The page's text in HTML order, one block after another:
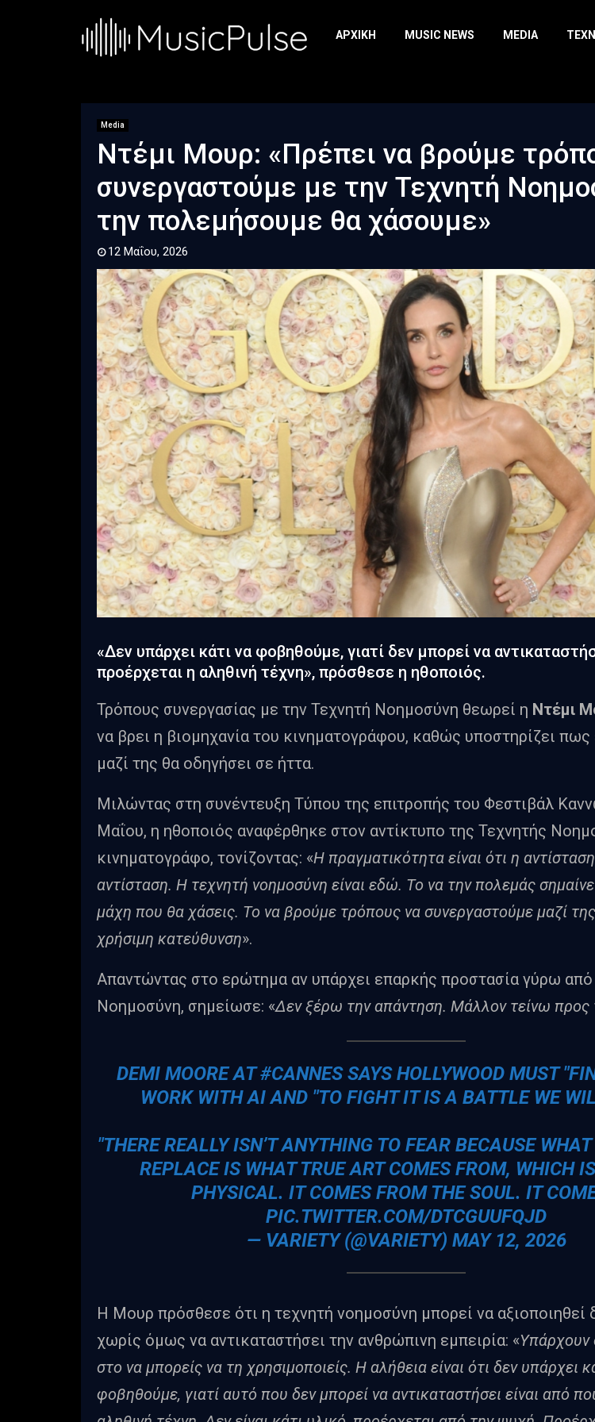
ΑΡΧΙΚΉ MUSIC NEWS MEDIA
Media
Ντέμι Μουρ: «Πρέπει να βρούμε
συνεργαστούμε με την Τεχνητή
την πολεμήσουμε θα χάσουμε»
12 Μαΐου, 2026
«Δεν υπάρχει κάτι να φοβηθούμε, γιατί δεν μπορεί να
προέρχεται η αληθινή τέχνη», πρόσθεσε η ηθοποιός.
Τρόπους συνεργασίας με την Τεχνητή Νοημοσύνη θεωρεί η Ντέμι
να βρει η βιομηχανία του κινηματογράφου, καθώς υποστηρίζει
μαζί της θα οδηγήσει σε ήττα.
Μιλώντας στη συνέντευξη Τύπου της επιτροπής του Φεστιβάλ
Μαΐου, η ηθοποιός αναφέρθηκε στον αντίκτυπο της Τεχνητής
κινηματογράφο, τονίζοντας: «Η πραγματικότητα είναι ότι η
αντίσταση. Η τεχνητή νοημοσύνη είναι εδώ. Το να την πολεμάς
μάχη που θα χάσεις. Το να βρούμε τρόπους να συνεργαστούμε μαζί της
χρήσιμη κατεύθυνση».
Απαντώντας στο ερώτημα αν υπάρχει επαρκής προστασία γύρω από
Νοημοσύνη, σημείωσε: «Δεν ξέρω την απάντηση. Μάλλον τείνω προς
DEMI MOORE AT#CANNESSAYS HOLLYWOOD MUST
WORK WITH AI AND "TO FIGHT IT IS A BATTLE WE
"THERE REALLY ISN’T ANYTHING TO FEAR BECAUSE
REPLACE IS WHAT TRUE ART COMES FROM, WHICH
PHYSICAL. IT COMES FROM THE SOUL. IT
PIC.TWITTER.COM/DTCGUUFQJD
— VARIETY (@VARIETY) MAY 12, 2026
Η Μουρ πρόσθεσε ότι η τεχνητή νοημοσύνη μπορεί να αξιοποιηθεί
χωρίς όμως να αντικαταστήσει την ανθρώπινη εμπειρία: «Υπάρχουν
στο να μπορείς να τη χρησιμοποιείς. Η αλήθεια είναι ότι δεν υπάρχει
φοβηθούμε, γιατί αυτό που δεν μπορεί να αντικαταστήσει είναι από